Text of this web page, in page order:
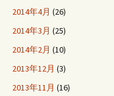
2014年4月 (26)
2014年3月 (25)
2014年2月 (10)
2013年12月 (3)
2013年11月 (16)